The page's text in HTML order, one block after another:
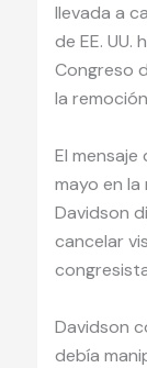
llevada a
de EE. UU.
Congreso
la
El mensaje
mayo en la
Davidson
cancelar
Davidson
debía